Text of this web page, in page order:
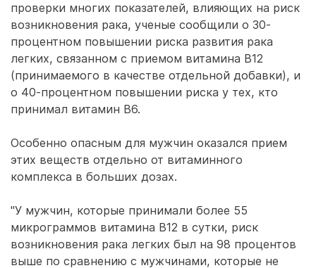
проверки многих показателей, влияющих на риск
возникновения рака, ученые сообщили о 30-
процентном повышении риска развития рака
легких, связанном с приемом витамина В12
(принимаемого в качестве отдельной добавки), и
о 40-процентном повышении риска у тех, кто
принимал витамин В6.
Особенно опасным для мужчин оказался прием
этих веществ отдельно от витаминного
комплекса в больших дозах.
"У мужчин, которые принимали более 55
микрограммов витамина В12 в сутки, риск
возникновения рака легких был на 98 процентов
выше по сравнению с мужчинами, которые не